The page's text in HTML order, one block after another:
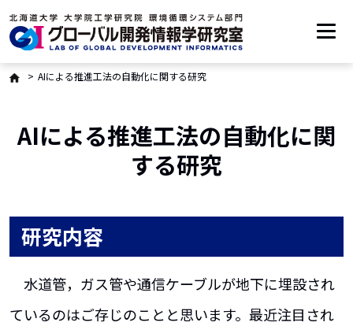
メインコンテンツへ移動
AIによる推進工法の自動化に関する研究
AIによる推進工法の自動化に関
する研究
研究内容
水道管，ガス管や通信ケーブルが地下に埋設され
ているのはご存じのことと思います。最近注目され